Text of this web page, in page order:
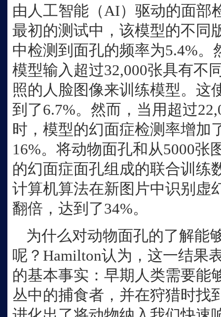
由人工智能（AI）驱动的面部
最初的测试中，该模型的不同
中检测到面孔的频率为5.4%
模型输入超过32,000张具有不
照的人脸图像来训练模型。这
到了6.7%。然而，当用超过
时，模型的幻面症检测率增加
16%。将动物面孔和从5000张
的幻面症面孔组成的联合训练
计算机算法在新图片中识别虚
翻倍，达到了34%。
为什么对动物面孔的了解能
呢？Hamilton认为，这一结果
的基本事实：早期人类需要能
丛中的捕食者，并在狩猎时